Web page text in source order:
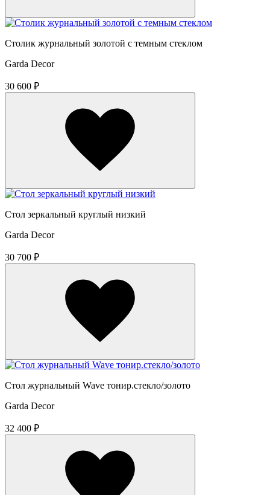
Столик журнальный золотой с темным стеклом
Garda Decor
30 600 ₽
Стол зеркальный круглый низкий
Garda Decor
30 700 ₽
Стол журнальный Wave тонир.стекло/золото
Garda Decor
32 400 ₽